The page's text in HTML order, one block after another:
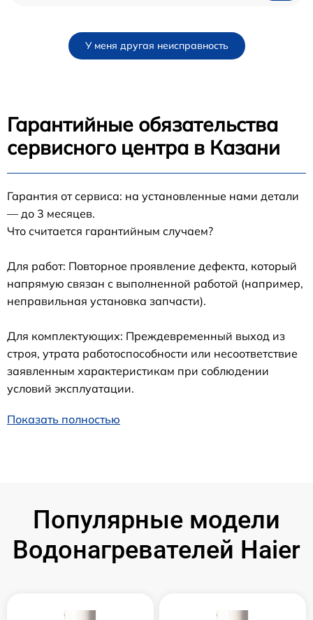
У меня другая неисправность
Гарантийные обязательства
сервисного центра в Казани
Гарантия от сервиса: на установленные нами детали
— до 3 месяцев.
Что считается гарантийным случаем?
Для работ: Повторное проявление дефекта, который
напрямую связан с выполненной работой (например,
неправильная установка запчасти).
Для комплектующих: Преждевременный выход из
строя, утрата работоспособности или несоответствие
заявленным характеристикам при соблюдении
условий эксплуатации.
Показать полностью
Популярные модели
Водонагревателей Haier